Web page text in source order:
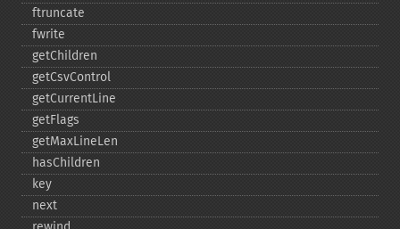
ftruncate
fwrite
getChildren
getCsvControl
getCurrentLine
getFlags
getMaxLineLen
hasChildren
key
next